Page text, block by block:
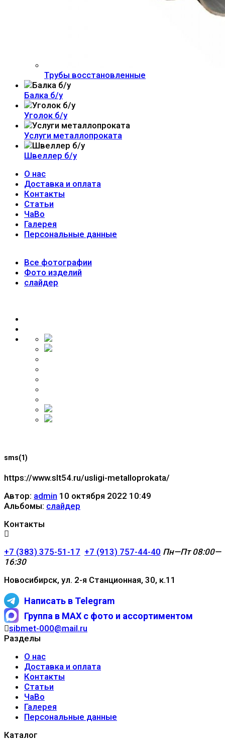
Трубы восстановленные
Балка б/у
Уголок б/у
Услуги металлопроката
Швеллер б/у
О нас
Доставка и оплата
Контакты
Статьи
ЧаВо
Галерея
Персональные данные
Все фотографии
Фото изделий
слайдер
sms(1)
https://www.slt54.ru/usligi-metalloprokata/
Автор: admin 10 октября 2022 10:49
Альбомы: слайдер
Контакты
+7 (383) 375-51-17 +7 (913) 757-44-40 Пн—Пт 08:00—
16:30
Новосибирск, ул. 2-я Станционная, 30, к.11
Написать в Telegram
Группа в MAX с фото и ассортиментом
sibmet-000@mail.ru
Разделы
О нас
Доставка и оплата
Контакты
Статьи
ЧаВо
Галерея
Персональные данные
Каталог